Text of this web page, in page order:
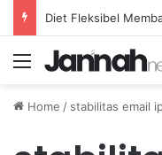
Menu
Home / stabilitas email